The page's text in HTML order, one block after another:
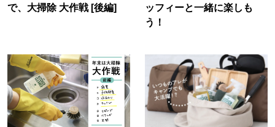
で、大掃除 大作戦 [後編]
ッフィーと一緒に楽しも
う！